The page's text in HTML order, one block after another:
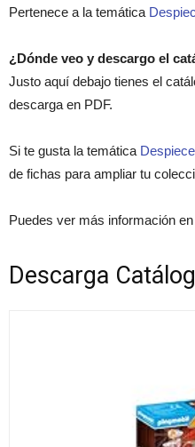
Pertenece a la temática
¿Dónde veo y descargo el
Justo aquí debajo tienes el
descarga en PDF.
Si te gusta la temática
de fichas para ampliar tu
Puedes ver más información
Descarga